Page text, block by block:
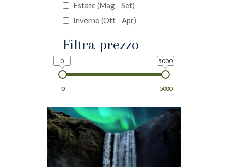
Estate (mag - Set)
Inverno (ott - Apr)
Filtra prezzo
0 5000
0 5000